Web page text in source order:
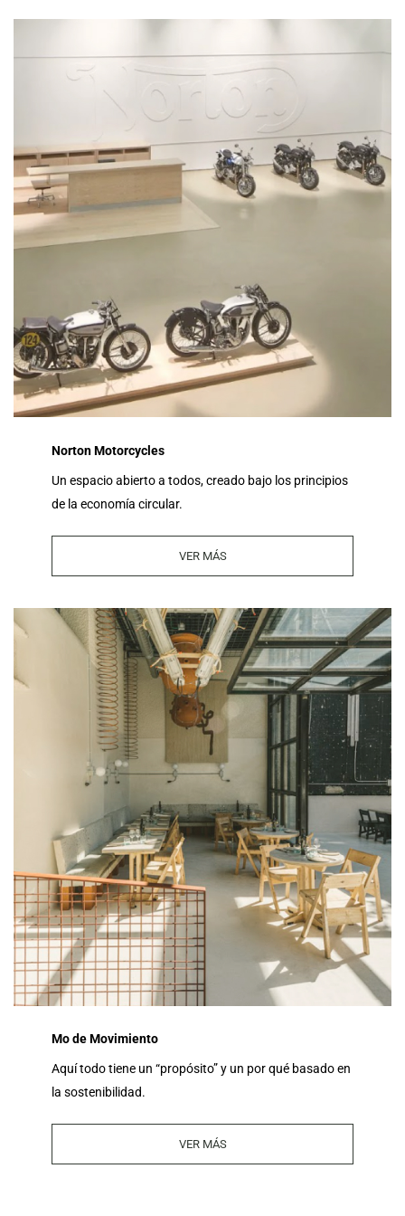
Norton Motorcycles
Un espacio abierto a todos, creado bajo los principios
de la economía circular.
VER MÁS
Mo de Movimiento
Aquí todo tiene un “propósito” y un por qué basado en
la sostenibilidad.
VER MÁS